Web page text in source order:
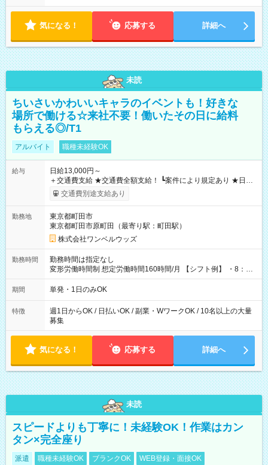
気になる！ 応募する 詳細へ
未読
ちいさいかわいいキャラのイベントも！好きな
場所で働ける☆来社不要！働いたその日に給料
もらえる◎/T1
アルバイト 職種未経験OK
給与
日給13,000円～
＋交通費支給 ★交通費全額支給！ ┗案件により規定あり ★日払
いOK！（規定あり） ┗働いたその日に現金GET♪ お仕事後はコ
ンビニATMから 日払い分を引き落とせます！ 【試用期間】試
交通費別途支給あり
勤務地
東京都町田市
東京都町田市原町田（最寄り駅：町田駅）
株式会社ワンベルウッズ
勤務時間
勤務時間は指定なし
変形労働時間制 想定労働時間160時間/月 【シフト例】 ・8：00
～21：00
期間 単発・1日のみOK
特徴
週1日からOK / 日払いOK / 副業・WワークOK / 10名以上の大量
募集
気になる！ 応募する 詳細へ
未読
スピードよりも丁寧に！未経験OK！作業はカン
タン×完全座り
派遣 職種未経験OK ブランクOK WEB登録・面接OK